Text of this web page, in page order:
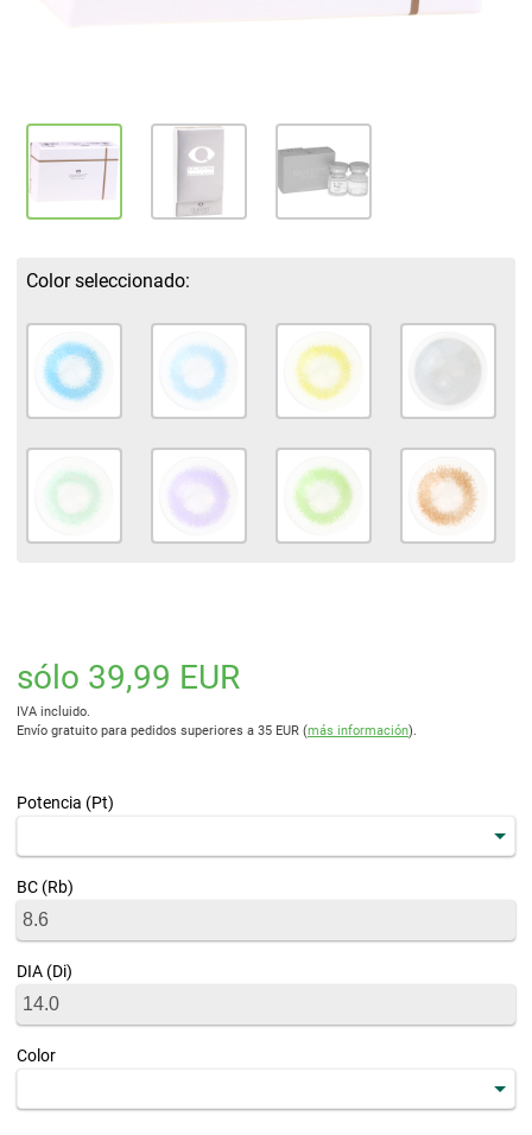
Color seleccionado:
sólo 39,99 EUR
IVA incluido.
Envío gratuito para pedidos superiores a 35 EUR (más información).
Potencia (Pt)
BC (Rb)
DIA (Di)
Color